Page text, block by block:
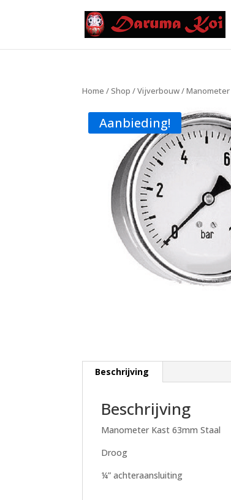
Home /Shop /Vijverbouw/Manometer
Aanbieding!
Beschrijving
Beschrijving
Manometer Kast 63mm Staal
Droog
¼” achteraansluiting